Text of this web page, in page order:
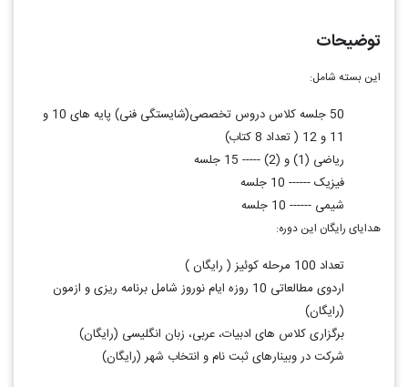
توضیحات
این بسته شامل:
50 جلسه کلاس دروس تخصصی(شایستگی فنی) پایه های 10 و
11 و 12 ( تعداد 8 کتاب)
ریاضی (1) و (2) ----- 15 جلسه
فیزیک ------ 10 جلسه
شیمی ------ 10 جلسه
هدایای رایگان این دوره:
تعداد 100 مرحله کوئیز ( رایگان )
اردوی مطالعاتی 10 روزه ایام نوروز شامل برنامه ریزی و ازمون
(رایگان)
برگزاری کلاس های ادبیات، عربی، زبان انگلیسی (رایگان)
شرکت در وبینارهای ثبت نام و انتخاب شهر (رایگان)